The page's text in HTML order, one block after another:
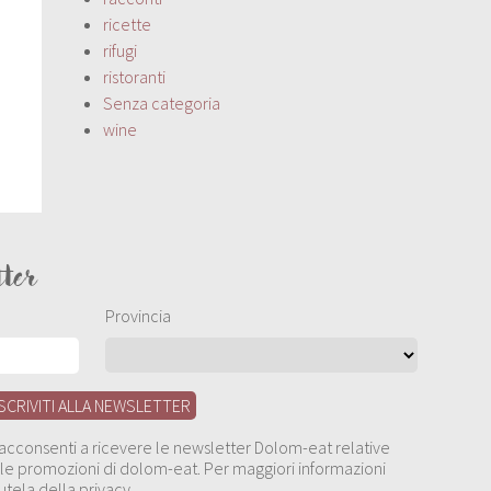
ricette
rifugi
ristoranti
Senza categoria
wine
Provincia
a ricevere le newsletter Dolom-eat relative
promozioni di dolom-eat. Per maggiori informazioni